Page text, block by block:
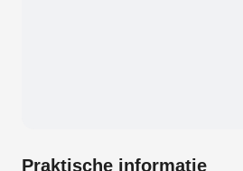
Praktische informatie